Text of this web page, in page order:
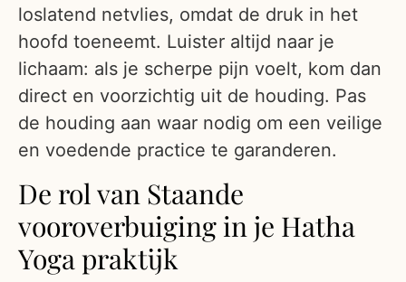
loslatend netvlies, omdat de druk in het
hoofd toeneemt. Luister altijd naar je
lichaam: als je scherpe pijn voelt, kom dan
direct en voorzichtig uit de houding. Pas
de houding aan waar nodig om een veilige
en voedende practice te garanderen.
De rol van Staande
vooroverbuiging in je Hatha
Yoga praktijk